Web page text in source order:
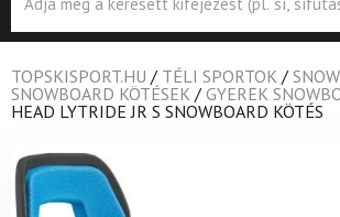
search
TOPSKISPORT.HU / TÉLI SPORTOK /
SNOWBOARD KÖTÉSEK / GYEREK
HEAD LYTRIDE JR S SNOWBOARD KÖTÉS